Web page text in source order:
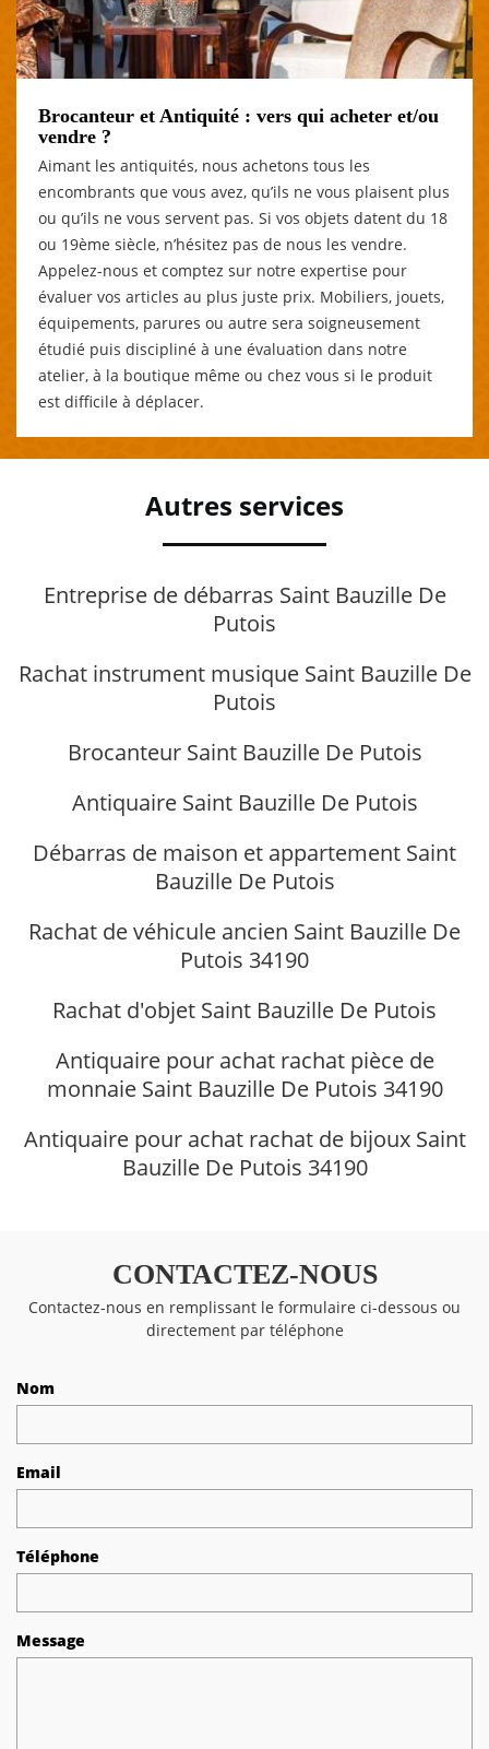
Brocanteur et Antiquité : vers qui acheter et/ou
vendre ?
Aimant les antiquités, nous achetons tous les
encombrants que vous avez, qu’ils ne vous plaisent plus
ou qu’ils ne vous servent pas. Si vos objets datent du 18
ou 19ème siècle, n’hésitez pas de nous les vendre.
Appelez-nous et comptez sur notre expertise pour
évaluer vos articles au plus juste prix. Mobiliers, jouets,
équipements, parures ou autre sera soigneusement
étudié puis discipliné à une évaluation dans notre
atelier, à la boutique même ou chez vous si le produit
est difficile à déplacer.
Autres services
Entreprise de débarras Saint Bauzille De
Putois
Rachat instrument musique Saint Bauzille De
Putois
Brocanteur Saint Bauzille De Putois
Antiquaire Saint Bauzille De Putois
Débarras de maison et appartement Saint
Bauzille De Putois
Rachat de véhicule ancien Saint Bauzille De
Putois 34190
Rachat d'objet Saint Bauzille De Putois
Antiquaire pour achat rachat pièce de
monnaie Saint Bauzille De Putois 34190
Antiquaire pour achat rachat de bijoux Saint
Bauzille De Putois 34190
CONTACTEZ-NOUS
Contactez-nous en remplissant le formulaire ci-dessous ou
directement par téléphone
Nom
Email
Téléphone
Message